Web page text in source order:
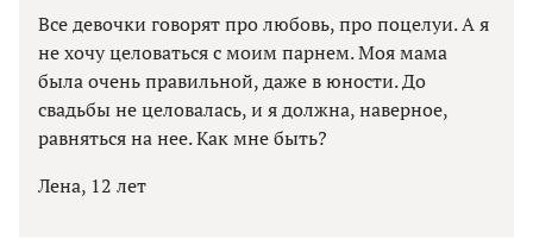
Все девочки говорят про любовь, про поцелуи. А я
не хочу целоваться с моим парнем. Моя мама
была очень правильной, даже в юности. До
свадьбы не целовалась, и я должна, наверное,
равняться на нее. Как мне быть?
Лена, 12 лет